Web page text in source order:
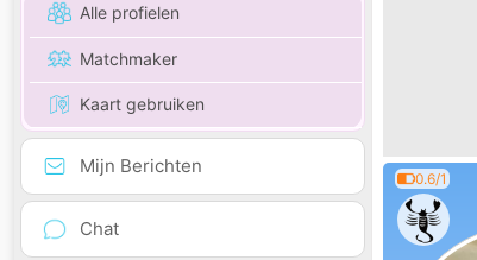
Alle profielen
Matchmaker
Kaart gebruiken
Mijn Berichten
Chat
0.6/1